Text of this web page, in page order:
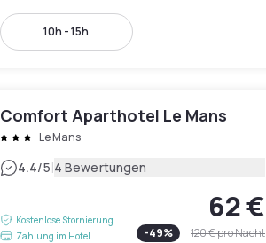
10h - 15h
Comfort Aparthotel Le Mans
Le Mans
4.4/5|4 Bewertungen
Kostenlose Stornierung
Zahlung im Hotel
62 €
-49% 120 €pro Nacht